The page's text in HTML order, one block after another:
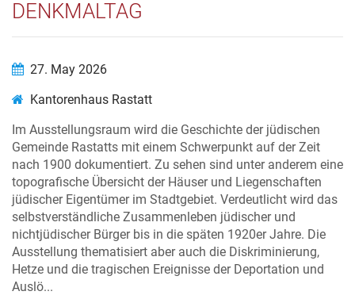
DENKMALTAG
27. May 2026
Kantorenhaus Rastatt
Im Ausstellungsraum wird die Geschichte der jüdischen
Gemeinde Rastatts mit einem Schwerpunkt auf der Zeit
nach 1900 dokumentiert. Zu sehen sind unter anderem eine
topografische Übersicht der Häuser und Liegenschaften
jüdischer Eigentümer im Stadtgebiet. Verdeutlicht wird das
selbstverständliche Zusammenleben jüdischer und
nichtjüdischer Bürger bis in die späten 1920er Jahre. Die
Ausstellung thematisiert aber auch die Diskriminierung,
Hetze und die tragischen Ereignisse der Deportation und
Auslö...